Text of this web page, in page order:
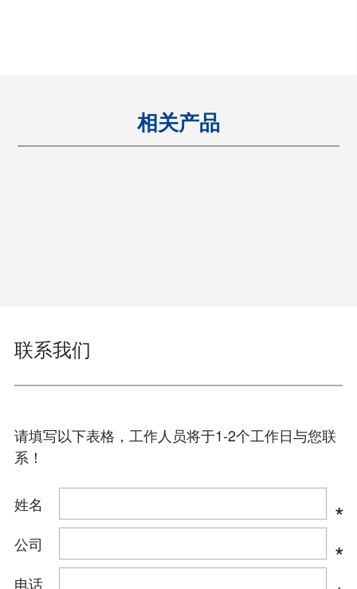
相关产品
联系我们
请填写以下表格，工作人员将于1-2个工作日与您联
系！
姓名 *
公司 *
电话